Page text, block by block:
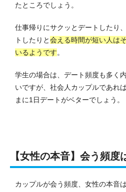
たところでしょう。
仕事帰りにサクッとデートしたり
トしたりと会える時間が短い人は
いるようです。
学生の場合は、 デート頻度も多く
いですが、社会人カップルであれ
まに1日デートがベターでしょう。
【女性の本音】会う頻度
カップルが会う頻度、女性の本音